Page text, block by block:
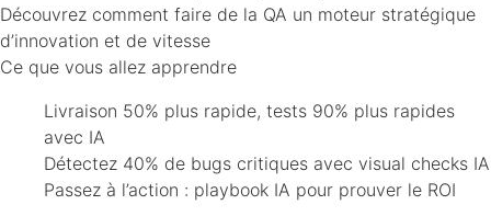
Découvrez comment faire de la QA un moteur stratégique
d’innovation et de vitesse
Ce que vous allez apprendre
Livraison 50% plus rapide, tests 90% plus rapides
avec IA
Détectez 40% de bugs critiques avec visual checks IA
Passez à l’action : playbook IA pour prouver le ROI